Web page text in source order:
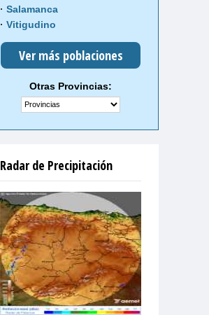
Salamanca
Vitigudino
Ver más poblaciones
Otras Provincias:
Radar de Precipitación